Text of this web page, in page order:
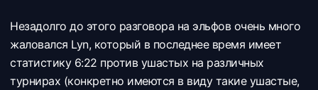
Незадолго до этого разговора на эльфов очень много
жаловался Lyn, который в последнее время имеет
статистику 6:22 против ушастых на различных
турнирах (конкретно имеются в виду такие ушастые,